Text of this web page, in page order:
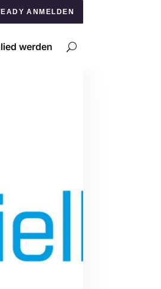
ANMELDEN
werden